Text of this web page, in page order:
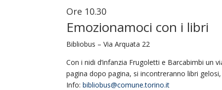
Ore 10.30
Emozionamoci con i libri
Bibliobus – Via Arquata 22
Con i nidi d’infanzia Frugoletti e Barcabimbi un
pagina dopo pagina, si incontreranno libri
Info:bibliobus@comune.torino.it